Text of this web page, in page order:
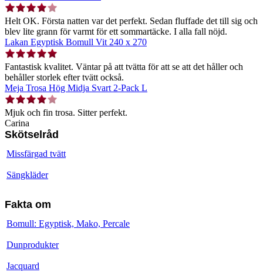
Helt OK. Första natten var det perfekt. Sedan fluffade det till sig och
blev lite grann för varmt för ett sommartäcke. I alla fall nöjd.
Lakan Egyptisk Bomull Vit 240 x 270
Fantastisk kvalitet. Väntar på att tvätta för att se att det håller och
behåller storlek efter tvätt också.
Meja Trosa Hög Midja Svart 2-Pack L
Mjuk och fin trosa. Sitter perfekt.
Carina
Skötselråd
Missfärgad tvätt
Sängkläder
Fakta om
Bomull: Egyptisk, Mako, Percale
Dunprodukter
Jacquard